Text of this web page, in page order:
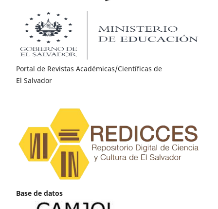
Portal de Revistas Académicas/Científicas de
El Salvador
Base de datos